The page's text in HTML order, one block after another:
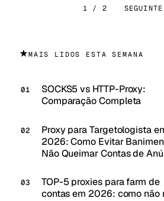
1 / 2
★MAIS LIDOS ESTA SEMANA
SOCKS5 vs HTTP-Proxy:
Comparação Completa
Proxy para Targetologista
2026: Como Evitar
Não Queimar Contas de
TOP-5 proxies para farm de
contas em 2026: como não